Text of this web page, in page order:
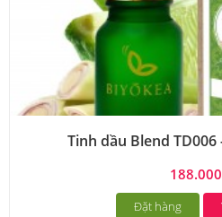
Tinh dầu Blend TD006
Đặt hàng